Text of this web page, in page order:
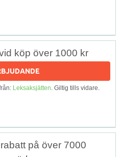
köp över 1000 kr
Leksaksjätten. Giltig tills vidare.
på över 7000